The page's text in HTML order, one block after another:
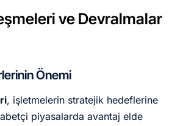
ve Devralmalar
Önemi
, işletmelerin stratejik hedeflerine
piyasalarda avantaj elde